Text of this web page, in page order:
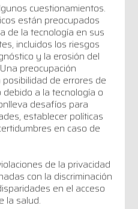
cuestionamientos.
están preocupados
de la tecnología en sus
incluidos los riesgos
y la erosión del
preocupación
de errores de
a la tecnología o
desafíos para
establecer políticas
en caso de
de la privacidad
con la discriminación
en el acceso
la salud.